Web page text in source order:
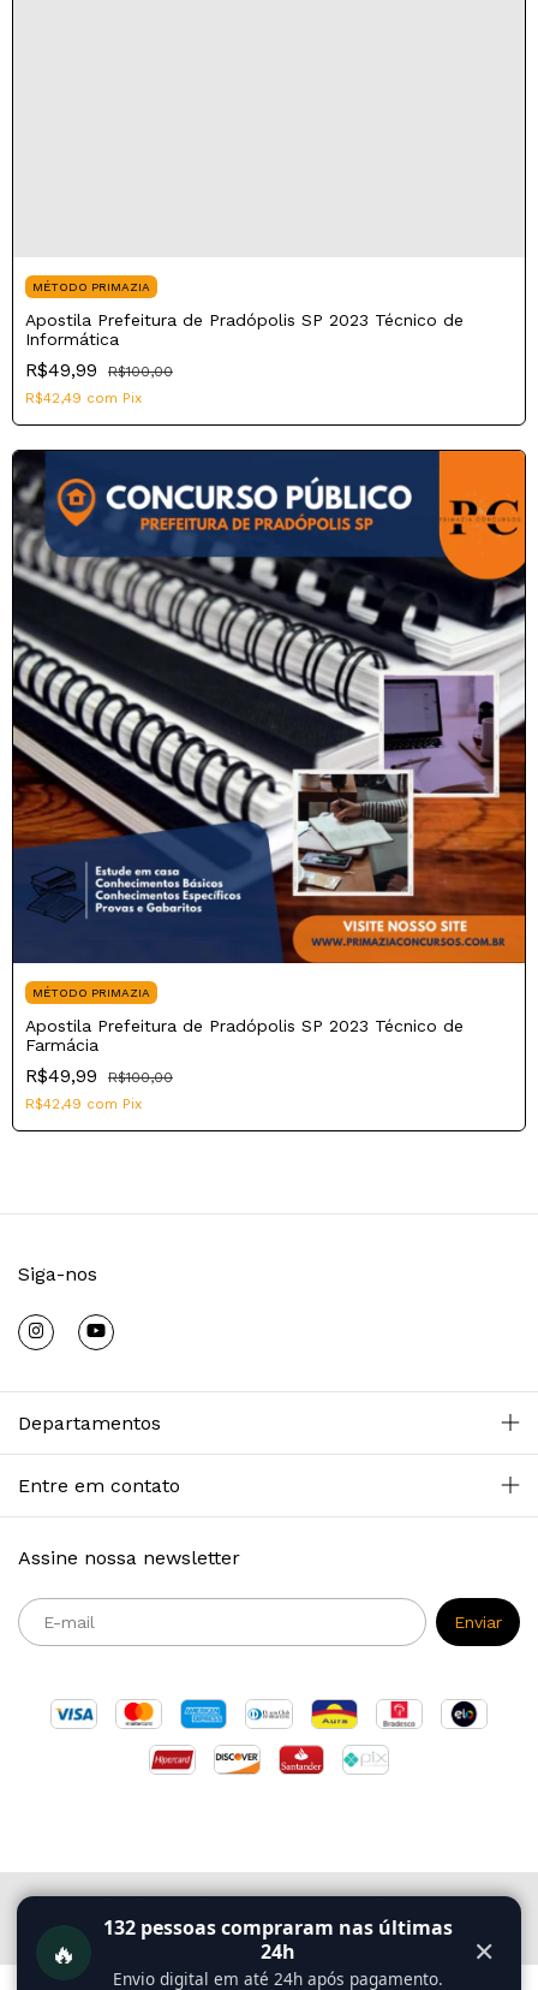
Ao navegar por este sitevocê aceita o uso de
MÉTODO PRIMAZIA
Apostila Prefeitura de Pradópolis SP 2023 Técnico de
Informática
R$49,99
R$100,00
R$42,49 com Pix
MÉTODO PRIMAZIA
Apostila Prefeitura de Pradópolis SP 2023 Técnico de
Farmácia
R$49,99
R$100,00
R$42,49 com Pix
Siga-nos
Departamentos
Entre em contato
Assine nossa newsletter
🔥
132 pessoas compraram nas últimas
24h
Envio digital em até 24h após pagamento.
✕
Copyright Primazia Concursos - 2026. Todos os direitos reservados.